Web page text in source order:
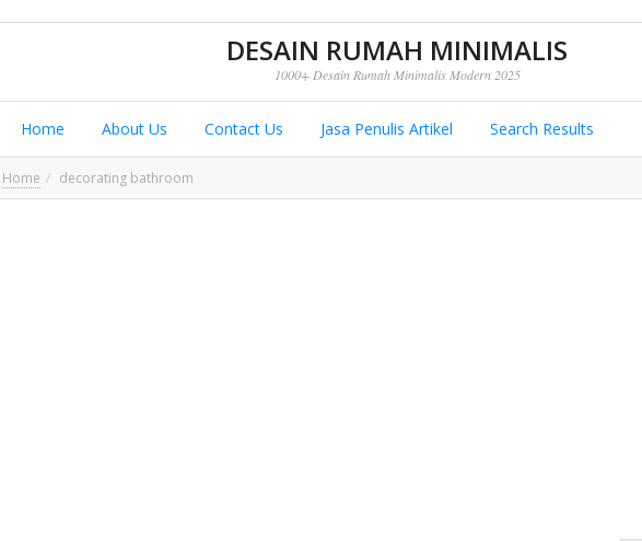
DESAIN RUMAH MINIMALIS
1000+ Desain Rumah Minimalis Modern 2025
Home About Us Contact Us Jasa Penulis Artikel Search Results
Home decorating bathroom